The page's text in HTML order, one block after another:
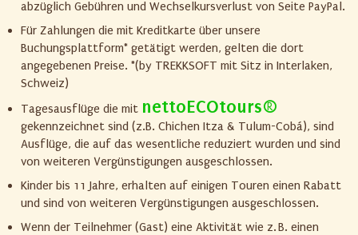
abzüglich Gebühren und Wechselkursverlust von Seite PayPal.
Für Zahlungen die mit Kreditkarte über unsere
Buchungsplattform* getätigt werden, gelten die dort
angegebenen Preise. *(by TREKKSOFT mit Sitz in Interlaken,
Schweiz)
Tagesausflüge die mit nettoECOtours®
gekennzeichnet sind (z.B. Chichen Itza & Tulum-Cobá), sind
Ausflüge, die auf das wesentliche reduziert wurden und sind
von weiteren Vergünstigungen ausgeschlossen.
Kinder bis 11 Jahre, erhalten auf einigen Touren einen Rabatt
und sind von weiteren Vergünstigungen ausgeschlossen.
Wenn der Teilnehmer (Gast) eine Aktivität wie z. B. einen